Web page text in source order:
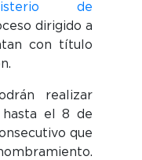
de
dirigido a
con título
realizar
el 8 de
que